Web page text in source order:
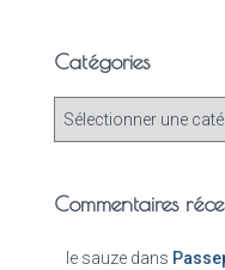
Catégories
Commentaires
le sauze dans